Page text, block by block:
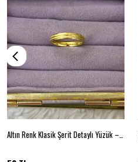
Altın Renk Klasik Şerit Detaylı Yüzük – Beden 18